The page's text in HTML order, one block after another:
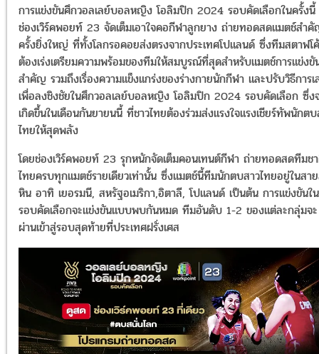
การแข่งขันศึกวอลเลย์บอลหญิง โอลิมปิก 2024 รอบคัดเลือกในครั้งนี้
ช่องเวิร์คพอยท์ 23 จัดเต็มเอาใจคอกีฬาลูกยาง ถ่ายทอดสดแมตช์สำ
ครั้งยิ่งใหญ่ ที่ทั้งโลกรอคอยส่งตรงจากประเทศโปแลนด์ ซึ่งทีมสตาฟโ
ต้องเร่งเตรียมความพร้อมของทีมให้สมบูรณ์ที่สุดสำหรับแมตช์การแข่งขั
สำคัญ รวมถึงเรื่องความแข็งแกร่งของร่างกายนักกีฬา และปรับวิธีการ
เพื่อลงชิงชัยในศึกวอลเลย์บอลหญิง โอลิมปิก 2024 รอบคัดเลือก ซึ่ง
เกิดขึ้นในเดือนกันยายนนี้ ที่ชาวไทยต้องร่วมส่งแรงใจแรงเชียร์ทัพนักต
ไทยให้สุดพลัง
โดยช่องเวิร์คพอยท์ 23 รุกหนักจัดเต็มคอนเทนต์กีฬา ถ่ายทอดสดทีมช
ไทยครบทุกแมตช์รายเดียวเท่านั้น ซึ่งแมตช์นี้ทีมนักตบสาวไทยอยู่ในสา
หิน อาทิ เยอรมนี, สหรัฐอเมริกา,อิตาลี, โปแลนด์ เป็นต้น การแข่งขันใน
รอบคัดเลือกจะแข่งขันแบบพบกันหมด ทีมอันดับ 1-2 ของแต่ละกลุ่มจะ
ผ่านเข้าสู่รอบสุดท้ายที่ประเทศฝรั่งเศส